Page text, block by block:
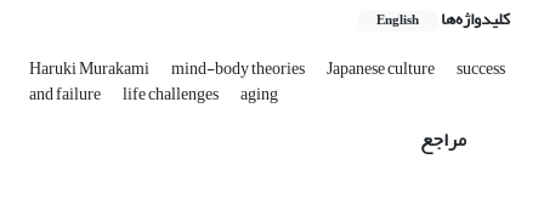
کلیدواژه‌ها English
Haruki Murakami mind-body theories Japanese culture success
and failure life challenges aging
مراجع